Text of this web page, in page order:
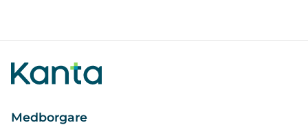
Medborgare